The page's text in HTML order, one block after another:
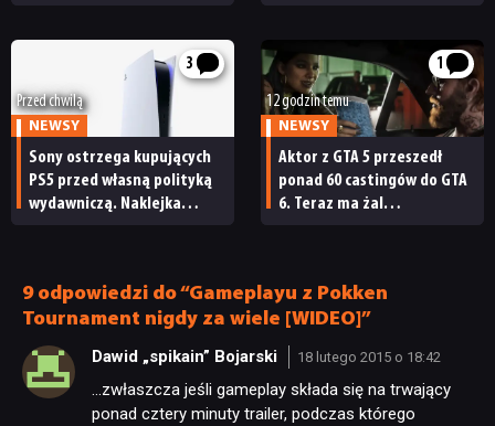
RECENZJE
PUBLICYSTYKA
RETRO
TECHNOLOGIE
3
Przed chwilą
NEWSY
Sony ostrzega kupujących
PS5 przed własną polityką
wydawniczą. Naklejka
1
12 godzin temu
NEWSY
Aktor z GTA 5 przeszedł
ponad 60 castingów do GTA
6. Teraz ma żal
9 odpowiedzi do “Gameplayu z Pokken
Tournament nigdy za wiele [WIDEO]”
Dawid „spikain” Bojarski 18 lutego 2015 o 18:42
…zwłaszcza jeśli gameplay składa się na trwający
ponad cztery minuty trailer, podczas którego